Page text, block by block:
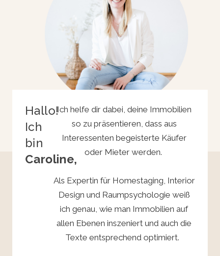
Hallo!
Ich
bin
Caroline,
Ich helfe dir dabei, deine Immobilien
so zu präsentieren, dass aus
Interessenten begeisterte Käufer
oder Mieter werden.
Als Expertin für Homestaging, Interior
Design und Raumpsychologie weiß
ich genau, wie man Immobilien auf
allen Ebenen inszeniert und auch die
Texte entsprechend optimiert.